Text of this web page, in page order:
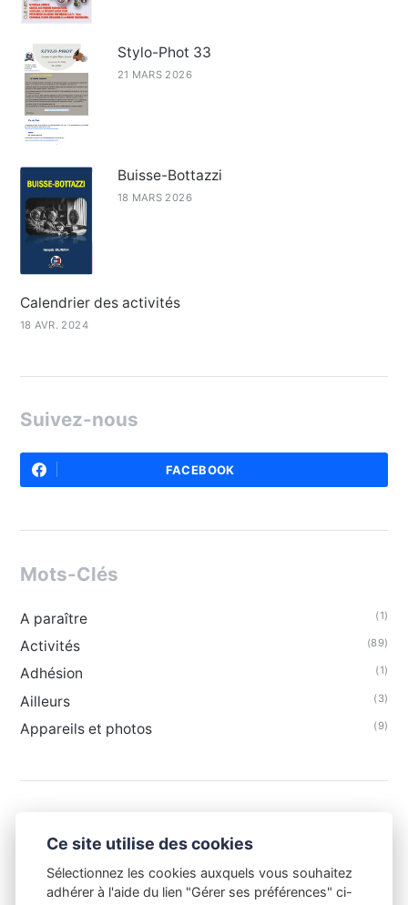
Stylo-Phot 33
21 MARS 2026
Buisse-Bottazzi
18 MARS 2026
Calendrier des activités
18 AVR. 2024
Suivez-nous
FACEBOOK
Mots-Clés
A paraître (1)
Activités (89)
Adhésion (1)
Ailleurs (3)
Appareils et photos (9)
Ce site utilise des cookies
Sélectionnez les cookies auxquels vous souhaitez
adhérer à l'aide du lien "Gérer ses préférences" ci-